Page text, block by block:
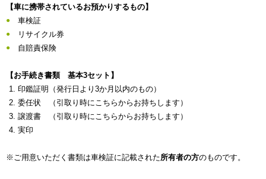
【車に携帯されているお預かりするもの】
車検証
リサイクル券
自賠責保険
【お手続き書類 基本3セット】
印鑑証明（発行日より3か月以内のもの）
委任状 （引取り時にこちらからお持ちします）
譲渡書 （引取り時にこちらからお持ちします）
実印
※ご用意いただく書類は車検証に記載された所有者の方のものです。